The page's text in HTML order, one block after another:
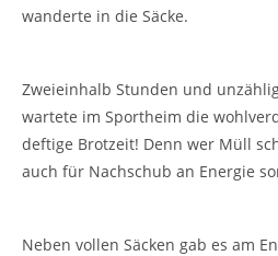
wanderte in die Säcke.
Zweieinhalb Stunden und
wartete im Sportheim die
deftige Brotzeit! Denn wer Müll
auch für Nachschub an Energie
Neben vollen Säcken gab es am